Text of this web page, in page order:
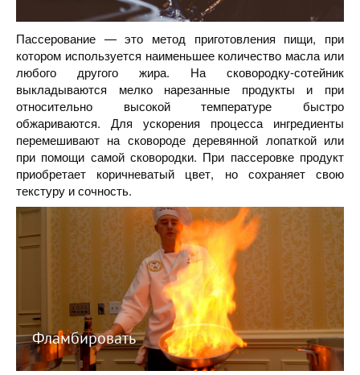
Пассерование — это метод приготовления пищи, при
котором используется наименьшее количество масла или
любого другого жира. На сковородку-сотейник
выкладываются мелко нарезанные продукты и при
относительно высокой температуре быстро
обжариваются. Для ускорения процесса ингредиенты
перемешивают на сковороде деревянной лопаткой или
при помощи самой сковородки. При пассеровке продукт
приобретает коричневатый цвет, но сохраняет свою
текстуру и сочность.
Фламбировать